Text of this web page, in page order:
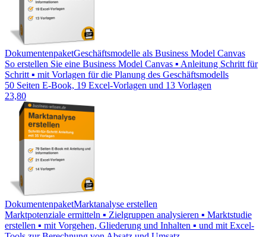
DokumentenpaketGeschäftsmodelle als Business Model Canvas
So erstellen Sie eine Business Model Canvas ▪ Anleitung Schritt für
Schritt ▪ mit Vorlagen für die Planung des Geschäftsmodells
50 Seiten E-Book, 19 Excel-Vorlagen und 13 Vorlagen
23,80
DokumentenpaketMarktanalyse erstellen
Marktpotenziale ermitteln ▪ Zielgruppen analysieren ▪ Marktstudie
erstellen ▪ mit Vorgehen, Gliederung und Inhalten ▪ und mit Excel-